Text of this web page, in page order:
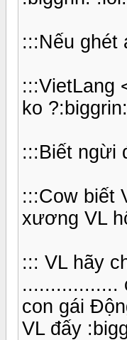
:::Nếu ghét
:::VietLang
ko ?:biggrin:
:::Biết ngừi
:::Cow biết
xương VL
::: VL hãy
.................
con gái
VL đấy